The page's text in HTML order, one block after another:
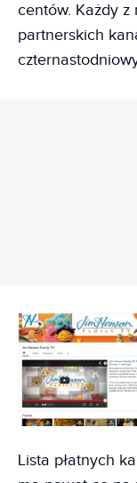
centów. Każdy z
partnerskich
Lista płatnych